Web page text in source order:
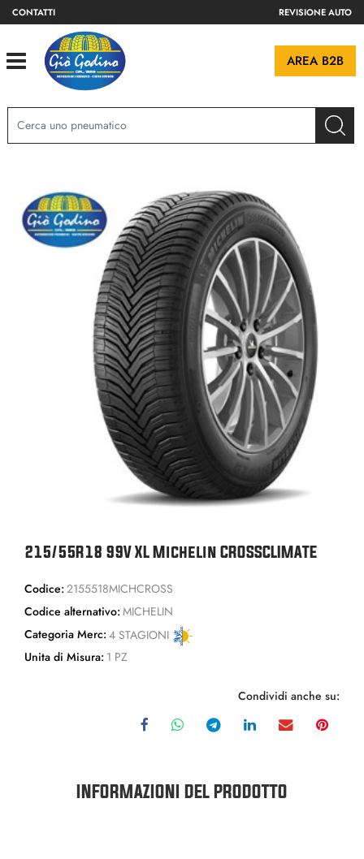
CONTATTI REVISIONE AUTO
Open AREA B2B
215/55R18 99V XL Michelin CROSSCLIMATE
Codice: 2155518MICHCROSS
Codice alternativo: MICHELIN
Categoria Merc: 4 STAGIONI
Unita di Misura: 1 PZ
Condividi anche su:
INFORMAZIONI DEL PRODOTTO